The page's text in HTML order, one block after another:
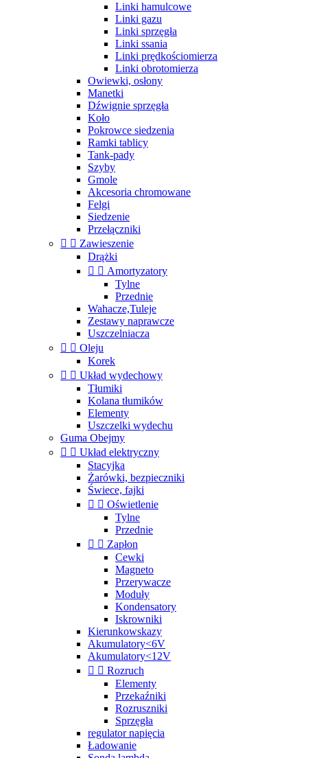
Linki hamulcowe
Linki gazu
Linki sprzęgła
Linki ssania
Linki prędkościomierza
Linki obrotomierza
Owiewki, osłony
Manetki
Dźwignie sprzęgła
Koło
Pokrowce siedzenia
Ramki tablicy
Tank-pady
Szyby
Gmole
Akcesoria chromowane
Felgi
Siedzenie
Przełączniki
  Zawieszenie
Drążki
  Amortyzatory
Tylne
Przednie
Wahacze,Tuleje
Zestawy naprawcze
Uszczelniacza
  Oleju
Korek
  Układ wydechowy
Tłumiki
Kolana tłumików
Elementy
Uszczelki wydechu
Guma Obejmy
  Układ elektryczny
Stacyjka
Żarówki, bezpieczniki
Świece, fajki
  Oświetlenie
Tylne
Przednie
  Zapłon
Cewki
Magneto
Przerywacze
Moduły
Kondensatory
Iskrowniki
Kierunkowskazy
Akumulatory<6V
Akumulatory<12V
  Rozruch
Elementy
Przekaźniki
Rozruszniki
Sprzęgła
regulator napięcia
Ładowanie